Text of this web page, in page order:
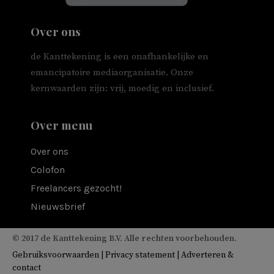
Over ons
de Kanttekening is een onafhankelijke en
emancipatoire mediaorganisatie. Onze
kernwaarden zijn: vrij, moedig en inclusief.
Over menu
Over ons
Colofon
Freelancers gezocht!
Nieuwsbrief
© 2017 de Kanttekening B.V. Alle rechten voorbehouden.
Gebruiksvoorwaarden Privacy statement Adverteren &
contact